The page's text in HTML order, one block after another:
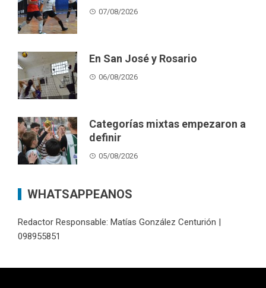
07/08/2026
En San José y Rosario
06/08/2026
Categorías mixtas empezaron a
definir
05/08/2026
WHATSAPPEANOS
Redactor Responsable: Matías González Centurión |
098955851